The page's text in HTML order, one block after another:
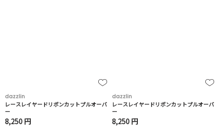
dazzlin
レースレイヤードリボンカットプルオーバ
ー
8,250 円
dazzlin
レースレイヤードリボンカットプルオーバ
ー
8,250 円